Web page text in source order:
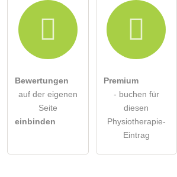
Bewertungen
auf der eigenen
Seite
einbinden
Premium
- buchen für
diesen
Physiotherapie-
Eintrag